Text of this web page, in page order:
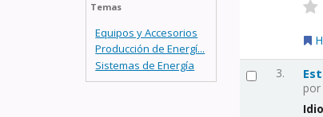
Temas
Equipos y Accesorios
Producción de Energí...
Sistemas de Energía
3.